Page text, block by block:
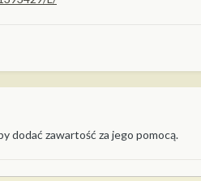
dodać zawartość za jego pomocą.